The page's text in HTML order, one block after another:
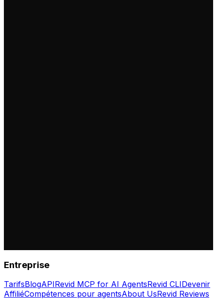
Entreprise
TarifsBlogAPIRevid MCP for AI AgentsRevid CLIDevenir
AffiliéCompétences pour agentsAbout UsRevid Reviews